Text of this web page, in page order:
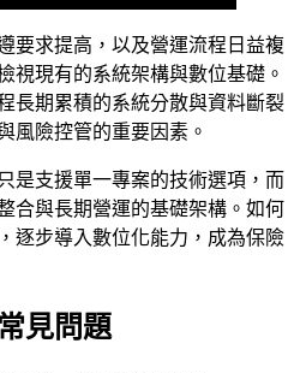
要求提高，以及營運流程日益複
視現有的系統架構與數位基礎。
長期累積的系統分散與資料斷裂
風險控管的重要因素。
是支援單一專案的技術選項，而
合與長期營運的基礎架構。如何
逐步導入數位化能力，成為保險
見問題